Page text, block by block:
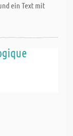
ein Text mit